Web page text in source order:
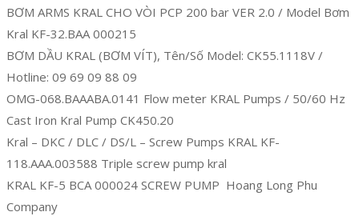
BƠM ARMS KRAL CHO VÒI PCP 200 bar VER 2.0 / Model Bơm
Kral KF-32.BAA 000215
BƠM DẦU KRAL (BƠM VÍT), Tên/Số Model: CK55.1118V /
Hotline: 09 69 09 88 09
OMG-068.BAAABA.0141 Flow meter KRAL Pumps / 50/60 Hz
Cast Iron Kral Pump CK450.20
Kral – DKC / DLC / DS/L – Screw Pumps KRAL KF-
118.AAA.003588 Triple screw pump kral
KRAL KF-5 BCA 000024 SCREW PUMP Hoang Long Phu
Company